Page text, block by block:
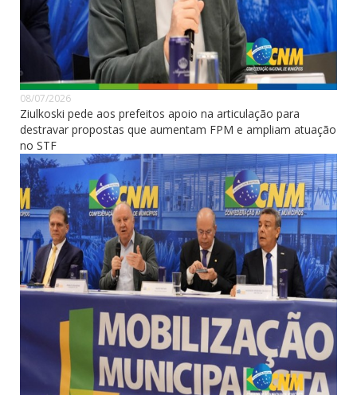
08/07/2026
Ziulkoski pede aos prefeitos apoio na articulação para
destravar propostas que aumentam FPM e ampliam atuação
no STF